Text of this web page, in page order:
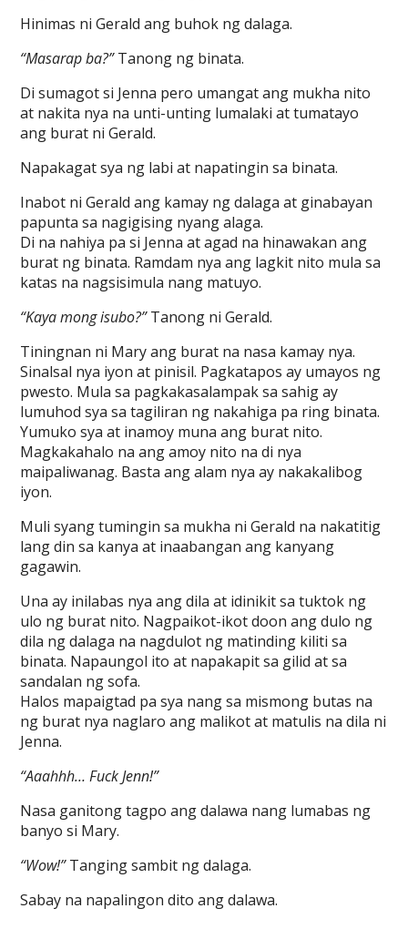
Hinimas ni Gerald ang buhok ng dalaga.
“Masarap ba?”Tanong ng binata.
Di sumagot si Jenna pero umangat ang mukha nito
at nakita nya na unti-unting lumalaki at tumatayo
ang burat ni Gerald.
Napakagat sya ng labi at napatingin sa binata.
Inabot ni Gerald ang kamay ng dalaga at ginabayan
papunta sa nagigising nyang alaga.
Di na nahiya pa si Jenna at agad na hinawakan ang
burat ng binata. Ramdam nya ang lagkit nito mula sa
katas na nagsisimula nang matuyo.
“Kaya mong isubo?”Tanong ni Gerald.
Tiningnan ni Mary ang burat na nasa kamay nya.
Sinalsal nya iyon at pinisil. Pagkatapos ay umayos ng
pwesto. Mula sa pagkakasalampak sa sahig ay
lumuhod sya sa tagiliran ng nakahiga pa ring binata.
Yumuko sya at inamoy muna ang burat nito.
Magkakahalo na ang amoy nito na di nya
maipaliwanag. Basta ang alam nya ay nakakalibog
iyon.
Muli syang tumingin sa mukha ni Gerald na nakatitig
lang din sa kanya at inaabangan ang kanyang
gagawin.
Una ay inilabas nya ang dila at idinikit sa tuktok ng
ulo ng burat nito. Nagpaikot-ikot doon ang dulo ng
dila ng dalaga na nagdulot ng matinding kiliti sa
binata. Napaungol ito at napakapit sa gilid at sa
sandalan ng sofa.
Halos mapaigtad pa sya nang sa mismong butas na
ng burat nya naglaro ang malikot at matulis na dila ni
Jenna.
“Aaahhh… Fuck Jenn!”
Nasa ganitong tagpo ang dalawa nang lumabas ng
banyo si Mary.
“Wow!”Tanging sambit ng dalaga.
Sabay na napalingon dito ang dalawa.